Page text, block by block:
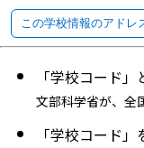
この学校情報のアドレ
「学校コード
文部科学省が、全
「学校コード